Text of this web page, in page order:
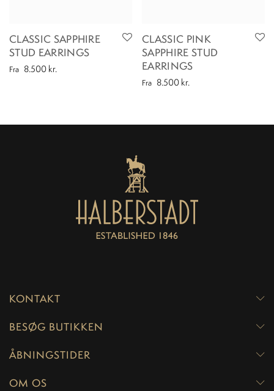
CLASSIC SAPPHIRE
STUD EARRINGS
Fra 8.500 kr.
CLASSIC PINK
SAPPHIRE STUD
EARRINGS
Fra 8.500 kr.
KONTAKT
BESØG BUTIKKEN
ÅBNINGSTIDER
OM OS